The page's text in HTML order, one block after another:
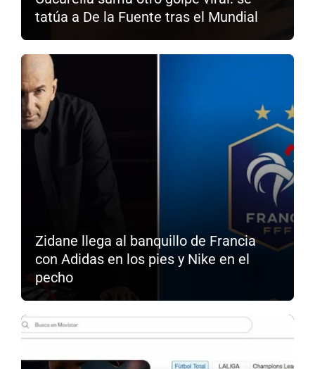
tatúa a De la Fuente tras el Mundial
Zidane llega al banquillo de Francia
con Adidas en los pies y Nike en el
pecho